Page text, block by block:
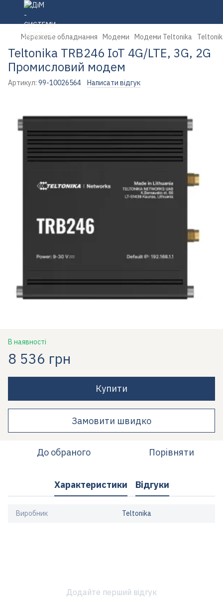
Мережеве обладнання Модеми Модеми Teltonika
Teltonika TRB246 IoT 4G/LTE, 3G, 2G
Промисловий модем
Артикул: 99-10026564 Написати відгук
В наявності
8 536 грн
Купити
Замовити швидко
До обраного Порівняти
Характеристики Відгуки
Виробник Teltonika
Додайте перший відгук